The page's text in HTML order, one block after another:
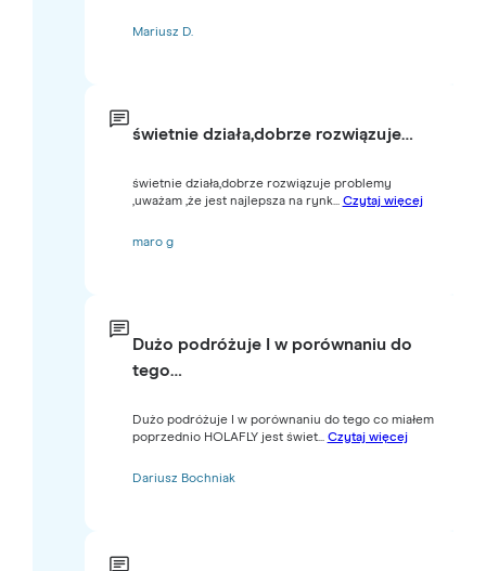
Mariusz D.
świetnie działa,dobrze rozwiązuje…
świetnie działa,dobrze rozwiązuje problemy
,uważam ,że jest najlepsza na rynk... Czytaj więcej
maro g
Dużo podróżuje I w porównaniu do
tego…
Dużo podróżuje I w porównaniu do tego co miałem
poprzednio HOLAFLY jest świet... Czytaj więcej
Dariusz Bochniak